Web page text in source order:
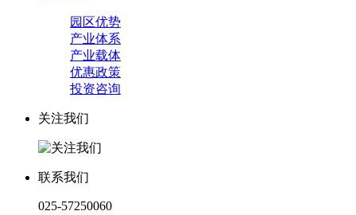
园区优势
产业体系
产业载体
优惠政策
投资咨询
关注我们
联系我们
025-57250060